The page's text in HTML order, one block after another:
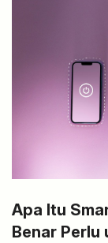
Apa Itu
Benar Perlu